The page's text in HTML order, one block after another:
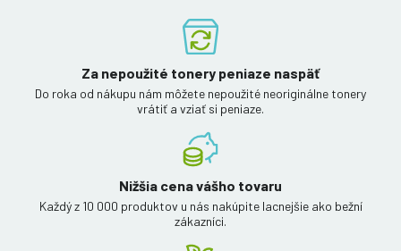
Za nepoužité tonery peniaze naspäť
Do roka od nákupu nám môžete nepoužité neoriginálne tonery
vrátiť a vziať si peniaze.
Nižšia cena vášho tovaru
Každý z 10 000 produktov u nás nakúpite lacnejšie ako bežní
zákazníci.